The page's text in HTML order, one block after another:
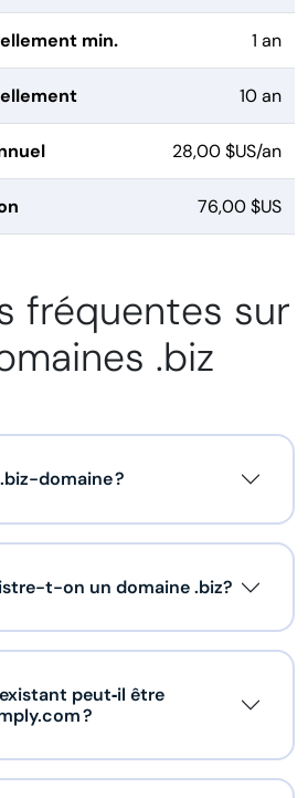
min. 1 an
10 an
28,00 $US/an
76,00 $US
fréquentes sur
.biz
domaine ?
t-on un domaine .biz?
peut‑il être
?